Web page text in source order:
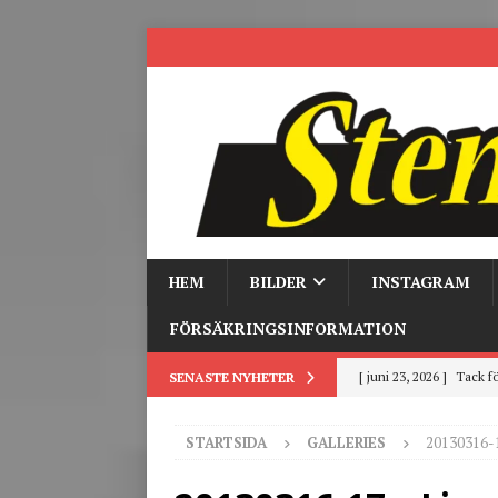
HEM BILDER INSTAGRAM
FÖRSÄKRINGSINFORMATION
SENASTE NYHETER [ juni 3, 2026 ]
[ mars 9, 2026 ]
[ juni 26, 2026 ] Back
STARTSIDA GALLERIES 20130316-